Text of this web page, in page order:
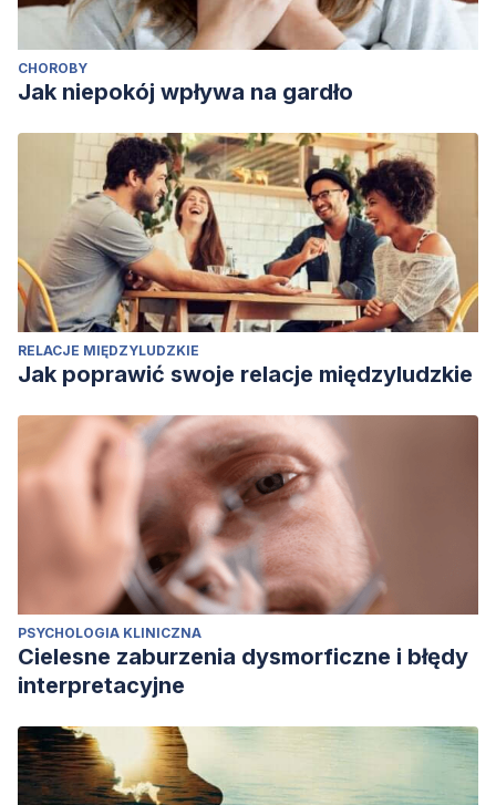
CHOROBY
Jak niepokój wpływa na gardło
RELACJE MIĘDZYLUDZKIE
Jak poprawić swoje relacje międzyludzkie
PSYCHOLOGIA KLINICZNA
Cielesne zaburzenia dysmorficzne i błędy
interpretacyjne